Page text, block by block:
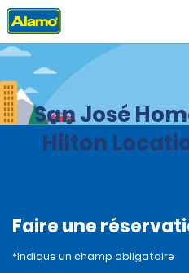
Accueil Agences
San José
Hilton
Faire une
*Indique un champ obligatoire